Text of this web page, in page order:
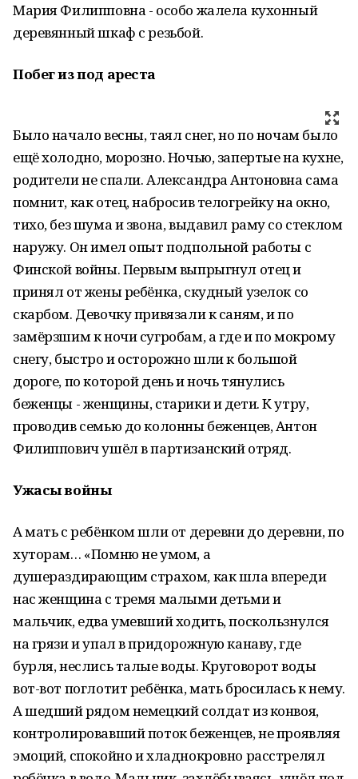
Мария Филипповна - особо жалела кухонный
деревянный шкаф с резьбой.
Побег из под ареста
Было начало весны, таял снег, но по ночам было
ещё холодно, морозно. Ночью, запертые на кухне,
родители не спали. Александра Антоновна сама
помнит, как отец, набросив телогрейку на окно,
тихо, без шума и звона, выдавил раму со стеклом
наружу. Он имел опыт подпольной работы с
Финской войны. Первым выпрыгнул отец и
принял от жены ребёнка, скудный узелок со
скарбом. Девочку привязали к саням, и по
замёрзшим к ночи сугробам, а где и по мокрому
снегу, быстро и осторожно шли к большой
дороге, по которой день и ночь тянулись
беженцы - женщины, старики и дети. К утру,
проводив семью до колонны беженцев, Антон
Филиппович ушёл в партизанский отряд.
Ужасы войны
А мать с ребёнком шли от деревни до деревни, по
хуторам… «Помню не умом, а
душераздирающим страхом, как шла впереди
нас женщина с тремя малыми детьми и
мальчик, едва умевший ходить, поскользнулся
на грязи и упал в придорожную канаву, где
бурля, неслись талые воды. Круговорот воды
вот-вот поглотит ребёнка, мать бросилась к нему.
А шедший рядом немецкий солдат из конвоя,
контролировавший поток беженцев, не проявляя
эмоций, спокойно и хладнокровно расстрелял